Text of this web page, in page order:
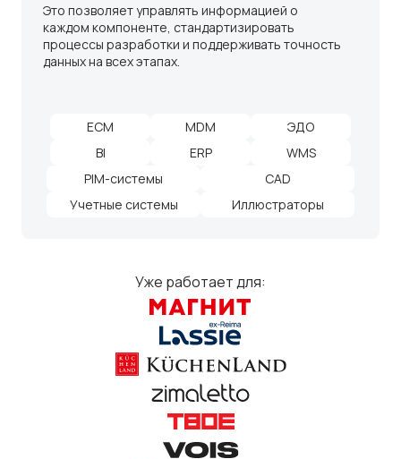
Это позволяет управлять информацией о
каждом компоненте, стандартизировать
процессы разработки и поддерживать точность
данных на всех этапах.
ECM MDM
ЭДО
BI
ERP
WMS
PIM-системы
CAD
Учетные системы
Иллюстраторы
Уже работает для: